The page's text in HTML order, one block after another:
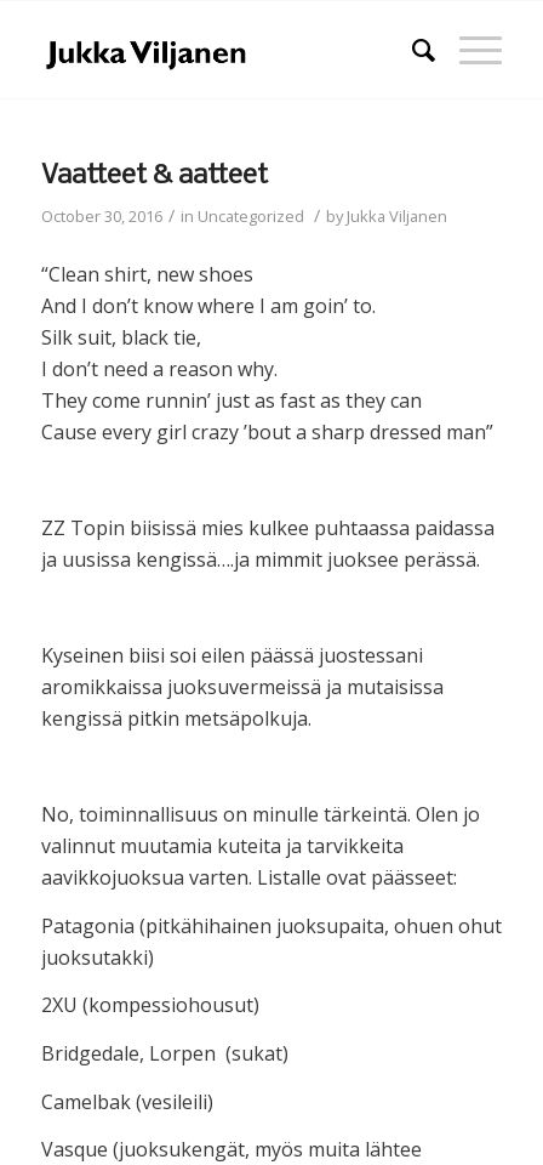
Vaatteet & aatteet
October 30, 2016 / in Uncategorized / byJukka Viljanen
“Clean shirt, new shoes
And I don’t know where I am goin’ to.
Silk suit, black tie,
I don’t need a reason why.
They come runnin’ just as fast as they can
Cause every girl crazy ’bout a sharp dressed man”
ZZ Topin biisissä mies kulkee puhtaassa paidassa
ja uusissa kengissä….ja mimmit juoksee perässä.
Kyseinen biisi soi eilen päässä juostessani
aromikkaissa juoksuvermeissä ja mutaisissa
kengissä pitkin metsäpolkuja.
No, toiminnallisuus on minulle tärkeintä. Olen jo
valinnut muutamia kuteita ja tarvikkeita
aavikkojuoksua varten. Listalle ovat päässeet:
Patagonia (pitkähihainen juoksupaita, ohuen ohut
juoksutakki)
2XU (kompessiohousut)
Bridgedale, Lorpen (sukat)
Camelbak (vesileili)
Vasque (juoksukengät, myös muita lähtee